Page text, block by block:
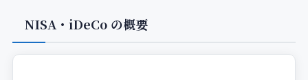
NISA・iDeCo の概要